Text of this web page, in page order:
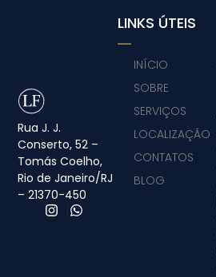
Rua J. J.
Conserto, 52 –
Tomás Coelho,
Rio de Janeiro/RJ
– 21370-450
LINKS ÚTEIS
INÍCIO
SOBRE
SERVIÇOS
LOCALIZAÇÃO
CONTATOS
BLOG